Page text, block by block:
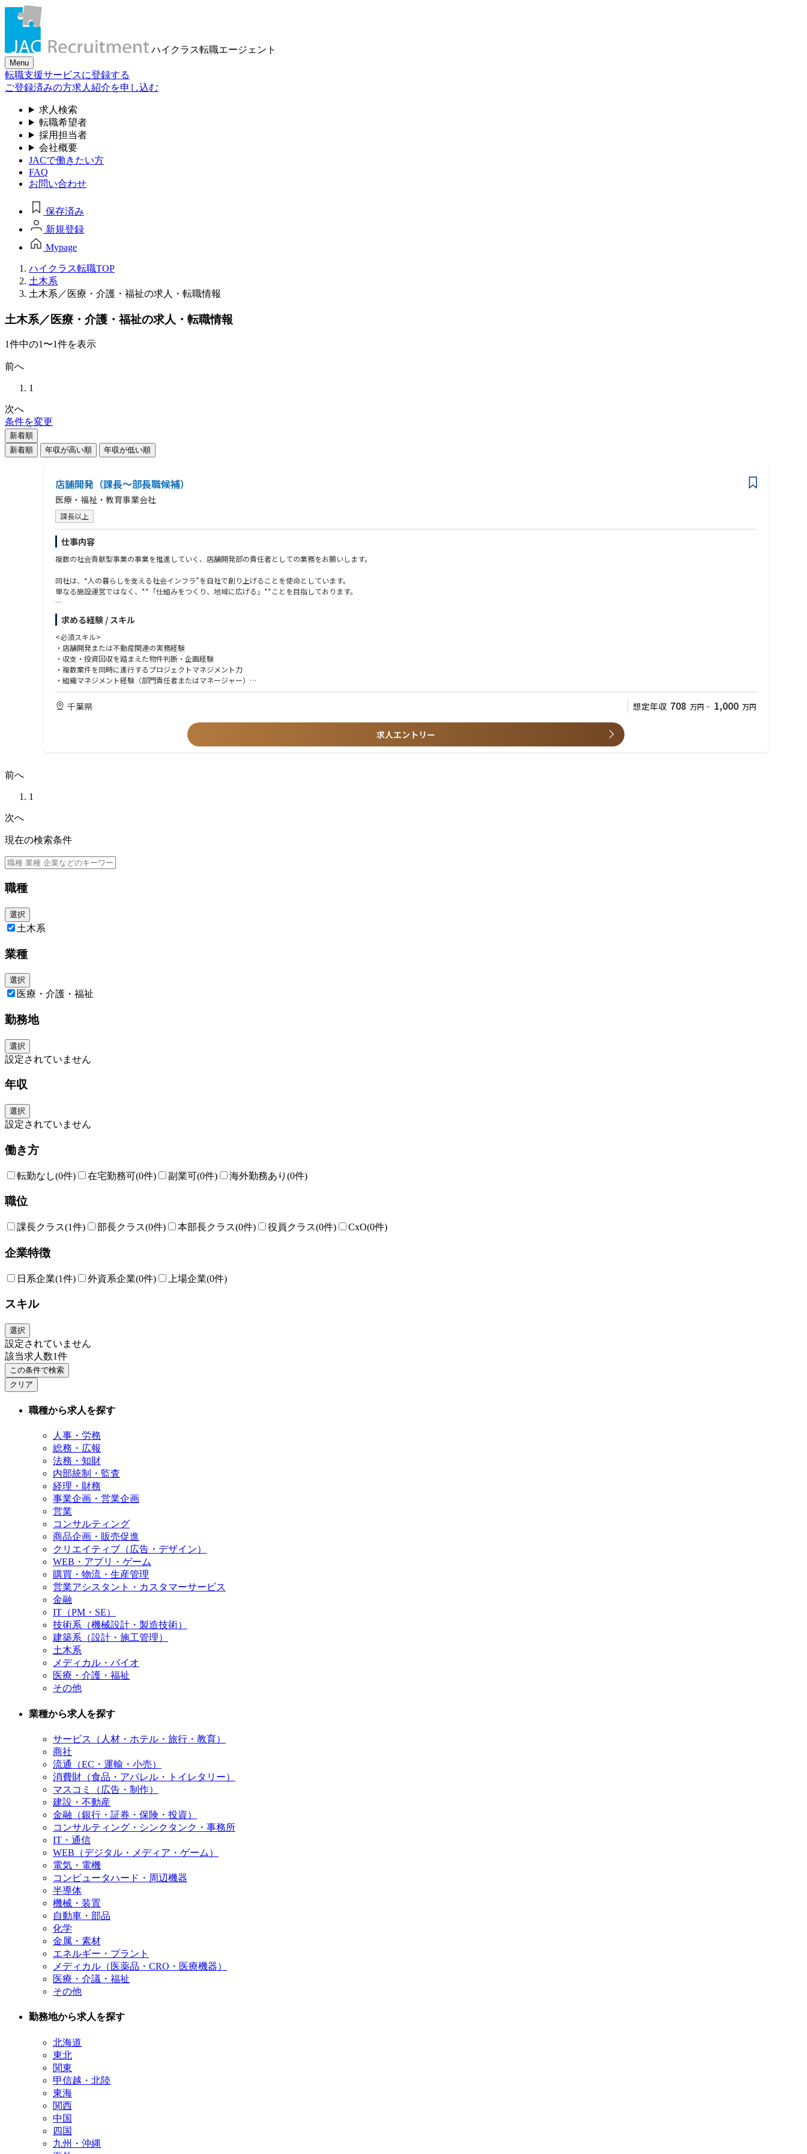
ハイクラス転職エージェント
Menu
転職支援サービスに登録する
ご登録済みの方求人紹介を申し込む
求人検索
転職希望者
採用担当者
会社概要
JACで働きたい方
FAQ
お問い合わせ
保存済み
新規登録
Mypage
ハイクラス転職TOP
土木系
土木系／医療・介護・福祉の求人・転職情報
土木系／医療・介護・福祉の求人・転職情報
1件中の1〜1件を表示
前へ
1
次へ
条件を変更
新着順
新着順
年収が高い順 年収が低い順
店舗開発（課長～部長職候補）
医療・福祉・教育事業会社
課長以上
仕事内容
複数の社会貢献型事業の事業を推進していく、店舗開発部の責任者としての業務をお願いします。
同社は、“人の暮らしを支える社会インフラ”を自社で創り上げることを使命としています。
単なる施設運営ではなく、**「仕組みをつくり、地域に広げる」**ことを目指しております。
<業務ミッション>
利益を見込める物件を、早く・安く仕入れ、安定的に運用できる出店体制を構築すること
<店舗開発の主な業務内容>
① 新規出店・改良計画に基づく物件確保
新規出店戦略に基づく物件探索・選定
不動産購入・賃貸借契約・売却に関する判断および交渉
不動産会社・オーナー・金融機関との折衝
② 店舗の設計・施工・施工管理
設計会社・施工会社の選定、コントロール
店舗開発部メンバーのマネジメント・育成
中長期の出店戦略・投資計画への参画
求める経験 / スキル
<必須スキル>
・店舗開発または不動産関連の実務経験
・収支・投資回収を踏まえた物件判断・企画経験
・複数案件を同時に進行するプロジェクトマネジメント力
・組織マネジメント経験（部門責任者またはマネージャー）
・社内外関係者との調整・交渉力
<経験>
・チェーン展開・多店舗展開企業での店舗開発経験
・設計・施工の標準化、コスト削減の仕組みづくり経験
・部門責任者・マネージャーとしての組織マネジメント経験
千葉県 想定年収 708 万円 ~ 1,000 万円
求人エントリー
前へ
1
次へ
現在の検索条件
職種
選択
土木系
業種
選択
医療・介護・福祉
勤務地
選択
設定されていません
年収
選択
設定されていません
働き方
転勤なし(0件) 在宅勤務可(0件) 副業可(0件) 海外勤務あり (0件)
職位
課長クラス(1件) 部長クラス(0件) 本部長クラス(0件) 役員クラス(0件) CxO(0件)
企業特徴
日系企業(1件) 外資系企業(0件) 上場企業(0件)
スキル
選択
設定されていません
該当求人数1件
この条件で検索
クリア
職種から求人を探す
人事・労務
総務・広報
法務・知財
内部統制・監査
経理・財務
事業企画・営業企画
営業
コンサルティング
商品企画・販売促進
クリエイティブ（広告・デザイン）
WEB・アプリ・ゲーム
購買・物流・生産管理
営業アシスタント・カスタマーサービス
金融
IT（PM・SE）
技術系（機械設計・製造技術）
建築系（設計・施工管理）
土木系
メディカル・バイオ
医療・介護・福祉
その他
業種から求人を探す
サービス（人材・ホテル・旅行・教育）
商社
流通（EC・運輸・小売）
消費財（食品・アパレル・トイレタリー）
マスコミ（広告・制作）
建設・不動産
金融（銀行・証券・保険・投資）
コンサルティング・シンクタンク・事務所
IT・通信
WEB（デジタル・メディア・ゲーム）
電気・電機
コンピュータハード・周辺機器
半導体
機械・装置
自動車・部品
化学
金属・素材
エネルギー・プラント
メディカル（医薬品・CRO・医療機器）
医療・介議・福祉
その他
勤務地から求人を探す
北海道
東北
関東
甲信越・北陸
東海
関西
中国
四国
九州・沖縄